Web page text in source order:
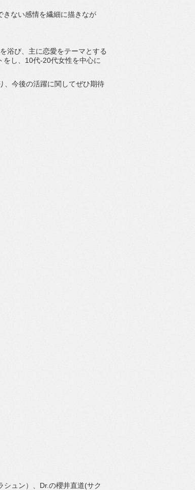
きない感情を繊細に描きなが
浴び、主に恋愛をテーマとする
し、10代-20代女性を中心に
、今後の活躍に関してぜひ期待
ュン）、Dr.の櫻井直道(サク